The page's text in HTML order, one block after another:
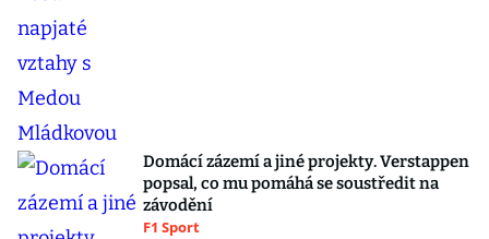
Domácí zázemí a jiné projekty. Verstappen
popsal, co mu pomáhá se soustředit na
závodění
F1 Sport